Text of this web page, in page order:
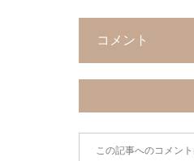
コメント
この記事へのコメント